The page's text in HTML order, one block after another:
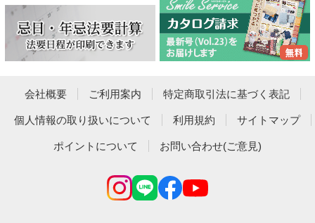
会社概要 ご利用案内 特定商取引法に基づく表記
個人情報の取り扱いについて 利用規約 サイトマップ
ポイントについて お問い合わせ(ご意見)